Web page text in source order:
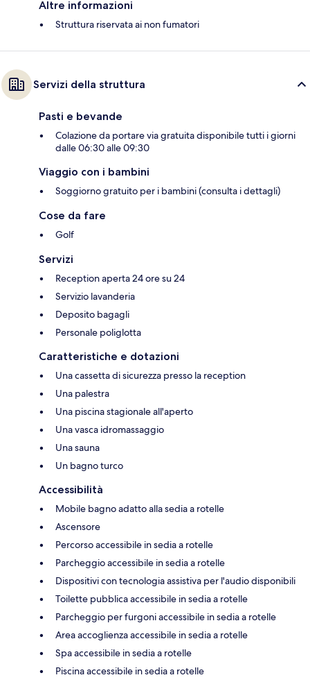
Altre informazioni
Struttura riservata ai non fumatori
Servizi della struttura
Pasti e bevande
Colazione da portare via gratuita disponibile tutti i giorni
dalle 06:30 alle 09:30
Viaggio con i bambini
Soggiorno gratuito per i bambini (consulta i dettagli)
Cose da fare
Golf
Servizi
Reception aperta 24 ore su 24
Servizio lavanderia
Deposito bagagli
Personale poliglotta
Caratteristiche e dotazioni
Una cassetta di sicurezza presso la reception
Una palestra
Una piscina stagionale all'aperto
Una vasca idromassaggio
Una sauna
Un bagno turco
Accessibilità
Mobile bagno adatto alla sedia a rotelle
Ascensore
Percorso accessibile in sedia a rotelle
Parcheggio accessibile in sedia a rotelle
Dispositivi con tecnologia assistiva per l'audio disponibili
Toilette pubblica accessibile in sedia a rotelle
Parcheggio per furgoni accessibile in sedia a rotelle
Area accoglienza accessibile in sedia a rotelle
Spa accessibile in sedia a rotelle
Piscina accessibile in sedia a rotelle